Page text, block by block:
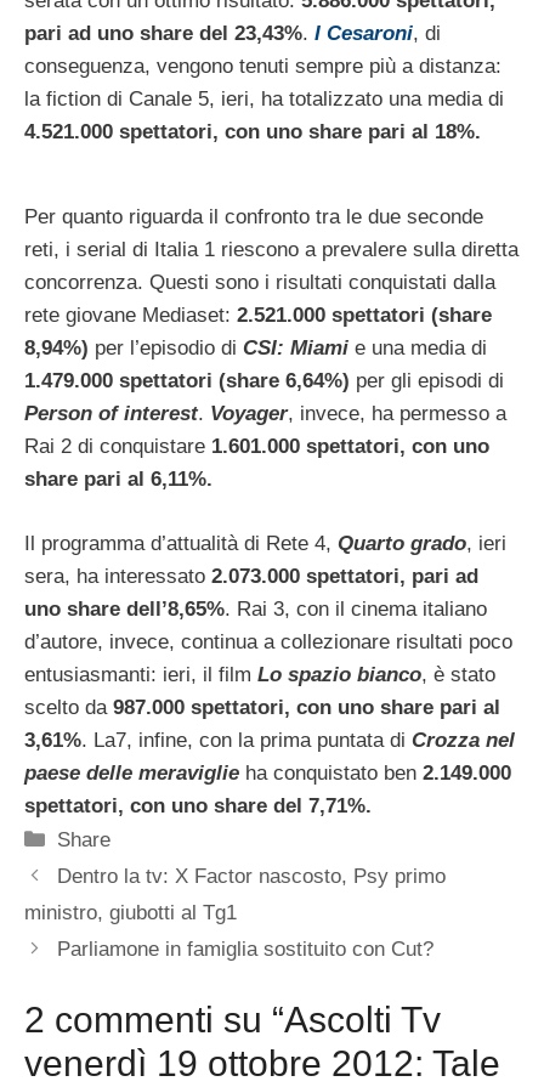
pari ad uno share del 23,43%. I Cesaroni, di
conseguenza, vengono tenuti sempre più a distanza:
la fiction di Canale 5, ieri, ha totalizzato una media di
4.521.000 spettatori, con uno share pari al 18%.
Per quanto riguarda il confronto tra le due seconde
reti, i serial di Italia 1 riescono a prevalere sulla diretta
concorrenza. Questi sono i risultati conquistati dalla
rete giovane Mediaset: 2.521.000 spettatori (share
8,94%) per l’episodio di CSI: Miami e una media di
1.479.000 spettatori (share 6,64%) per gli episodi di
Person of interest. Voyager, invece, ha permesso a
Rai 2 di conquistare 1.601.000 spettatori, con uno
share pari al 6,11%.
Il programma d’attualità di Rete 4, Quarto grado, ieri
sera, ha interessato 2.073.000 spettatori, pari ad
uno share dell’8,65%. Rai 3, con il cinema italiano
d’autore, invece, continua a collezionare risultati poco
entusiasmanti: ieri, il film Lo spazio bianco, è stato
scelto da 987.000 spettatori, con uno share pari al
3,61%. La7, infine, con la prima puntata di Crozza nel
paese delle meraviglie ha conquistato ben 2.149.000
spettatori, con uno share del 7,71%.
Categorie
Share
Dentro la tv: X Factor nascosto, Psy primo
ministro, giubotti al Tg1
Parliamone in famiglia sostituito con Cut?
2 commenti su “Ascolti Tv
venerdì 19 ottobre 2012: Tale